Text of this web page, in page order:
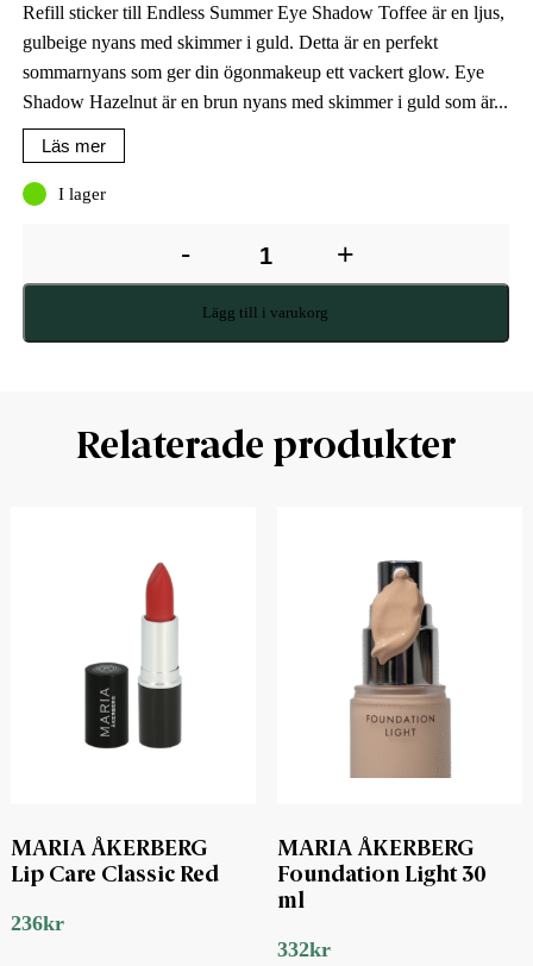
Refill sticker till Endless Summer Eye Shadow Toffee är en ljus,
gulbeige nyans med skimmer i guld. Detta är en perfekt
sommarnyans som ger din ögonmakeup ett vackert glow. Eye
Shadow Hazelnut är en brun nyans med skimmer i guld som är...
Läs mer
I lager
- +
Lägg till i varukorg
Relaterade produkter
MARIA ÅKERBERG
Lip Care Classic Red
236kr
MARIA ÅKERBERG
Foundation Light 30
ml
332kr